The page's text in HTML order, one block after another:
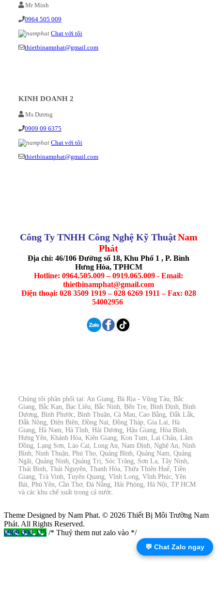
Mr Minh
0964 505 009
Chat với tôi
thietbinamphat@gmail.com
KINH DOANH 2
Ms Dương
0909 09 6375
Chat với tôi
thietbinamphat@gmail.com
Công Ty TNHH Công Nghệ Kỹ ThuậtNam
Phát
Địa chỉ: 46/106 Đường số 18, Khu Phố 1 , P. Bình
Hưng Hòa, TPHCM
Hotline: 0964.505.009 – 0919.065.009 - Email:
thietbinamphat@gmail.com
Điện thoại: 028 3509 1919 – 028 6269 1911 – Fax: 028
54002956
Chúng tôi phân phối tại: An Giang, Bà Rịa - Vũng Tàu, Bắc
Giang, Bắc Kạn, Bạc Liêu, Bắc Ninh, Bến Tre, Bình Định, Bình
Dương, Bình Phước, Bình Thuận, Cà Mau, Cao Bằng, Đắk Lắk,
Đắk Nông, Điện Biên, Đồng Nai, Đồng Tháp, Gia Lai, Hà
Giang, Hà Nam, Hà Tĩnh, Hải Dương, Hậu Giang, Hòa Bình,
Hưng Yên, Khánh Hòa, Kiên Giang, Kon Tum, Lai Châu, Lâm
Đồng, Lạng Sơn, Lào Cai, Long An, Nam Định, Nghệ An, Ninh
Bình, Ninh Thuận, Phú Thọ, Quảng Bình, Quảng Nam, Quảng
Ngãi, Quảng Ninh, Quảng Trị, Sóc Trăng, Sơn La, Tây Ninh,
Thái Bình, Thái Nguyên, Thanh Hóa, Thừa Thiên Huế, Tiền
Giang, Trà Vinh, Tuyên Quang, Vĩnh Long, Vĩnh Phúc, Yên
Bái, Phú Yên, Cần Thơ, Đà Nẵng, Hải Phòng, Hà Nội, TP HCM
và các khu chế xuất trong cả nước.
Theme Designed by Nam Phat. © 2026 Thiết Bị Môi Trường Nam
Phát. All Rights Reserved.
0909 096 375 /* Thuỷ them nut zalo vào */
💬 Chat Zalo ngay